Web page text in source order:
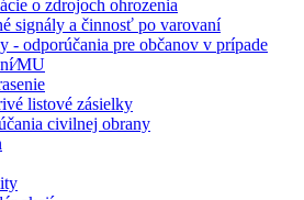
o zdrojoch ohrozenia
signály a činnosť po varovaní
- odporúčania pre občanov v prípade
listové zásielky
civilnej obrany